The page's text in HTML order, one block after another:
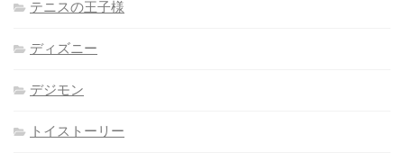
テニスの王子様
ディズニー
デジモン
トイストーリー